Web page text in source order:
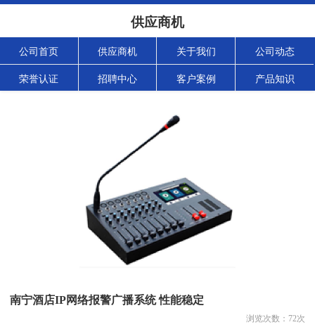
供应商机
公司首页 供应商机 关于我们 公司动态
荣誉认证 招聘中心 客户案例 产品知识
南宁酒店IP网络报警广播系统 性能稳定
浏览次数： 72次